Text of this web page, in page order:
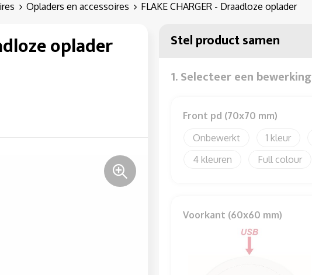
Opladers en accessoires FLAKE CHARGER - Draadloze oplader
oplader Stel product samen
1. Selecteer een bewerking
Front pd (70x70 mm)
Onbewerkt
1
4
Full colour
Voorkant (60x60 mm)